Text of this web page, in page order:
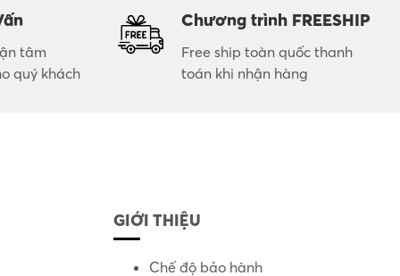
tâm
quý khách
Chương trình FREESHIP
Free ship toàn quốc thanh
toán khi nhận hàng
GIỚI THIỆU
Chế độ bảo hành